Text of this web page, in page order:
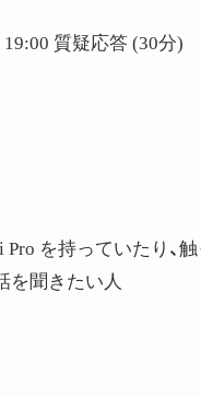
19:00 質疑応答 (30分)
を持っていたり、
を聞きたい人